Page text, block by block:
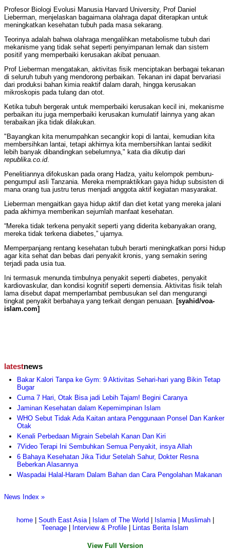
Profesor Biologi Evolusi Manusia Harvard University, Prof Daniel
Lieberman, menjelaskan bagaimana olahraga dapat diterapkan untuk
meningkatkan kesehatan tubuh pada masa sekarang.
Teorinya adalah bahwa olahraga mengalihkan metabolisme tubuh dari
mekanisme yang tidak sehat seperti penyimpanan lemak dan sistem
positif yang memperbaiki kerusakan akibat penuaan.
Prof Lieberman mengatakan, aktivitas fisik menciptakan berbagai tekanan
di seluruh tubuh yang mendorong perbaikan. Tekanan ini dapat bervariasi
dari produksi bahan kimia reaktif dalam darah, hingga kerusakan
mikroskopis pada tulang dan otot.
Ketika tubuh bergerak untuk memperbaiki kerusakan kecil ini, mekanisme
perbaikan itu juga memperbaiki kerusakan kumulatif lainnya yang akan
terabaikan jika tidak dilakukan.
"Bayangkan kita menumpahkan secangkir kopi di lantai, kemudian kita
membersihkan lantai, tetapi akhirnya kita membersihkan lantai sedikit
lebih banyak dibandingkan sebelumnya," kata dia dikutip dari
republika.co.id.
Penelitiannya difokuskan pada orang Hadza, yaitu kelompok pemburu-
pengumpul asli Tanzania. Mereka mempraktikkan gaya hidup subsisten di
mana orang tua justru terus menjadi anggota aktif kegiatan masyarakat.
Lieberman mengaitkan gaya hidup aktif dan diet ketat yang mereka jalani
pada akhirnya memberikan sejumlah manfaat kesehatan.
“Mereka tidak terkena penyakit seperti yang diderita kebanyakan orang,
mereka tidak terkena diabetes,” ujarnya.
Memperpanjang rentang kesehatan tubuh berarti meningkatkan porsi hidup
agar kita sehat dan bebas dari penyakit kronis, yang semakin sering
terjadi pada usia tua.
Ini termasuk menunda timbulnya penyakit seperti diabetes, penyakit
kardiovaskular, dan kondisi kognitif seperti demensia. Aktivitas fisik telah
lama disebut dapat memperlambat pembusukan sel dan mengurangi
tingkat penyakit berbahaya yang terkait dengan penuaan. [syahid/voa-
islam.com]
latestnews
Bakar Kalori Tanpa ke Gym: 9 Aktivitas Sehari-hari yang Bikin Tetap
Bugar
Cuma 7 Hari, Otak Bisa jadi Lebih Tajam! Begini Caranya
Jaminan Kesehatan dalam Kepemimpinan Islam
WHO Sebut Tidak Ada Kaitan antara Penggunaan Ponsel Dan Kanker
Otak
Kenali Perbedaan Migrain Sebelah Kanan Dan Kiri
7Video Terapi Ini Sembuhkan Semua Penyakit, insya Allah
6 Bahaya Kesehatan Jika Tidur Setelah Sahur, Dokter Resna
Beberkan Alasannya
Waspadai Halal-Haram Dalam Bahan dan Cara Pengolahan Makanan
News Index »
home| South East Asia| Islam of The World Islamia| Muslimah|
Teenage
Interview & Profile Lintas Berita Islam
View Full Version